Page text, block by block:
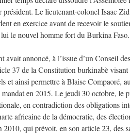
Le lieutenant-colonel Isaac
en exercice avant de recevoir le
le nouvel homme fort du Burkina Faso.
avait annoncé, à l’issue d’un Conseil
37 de la Constitution burkinabè
et ainsi permettre à Blaise Compaoré,
en 2015. Le jeudi 30 octobre, le
en contradiction des obligations
africaine de la démocratie, des
qui prévoit, en son article 23, des